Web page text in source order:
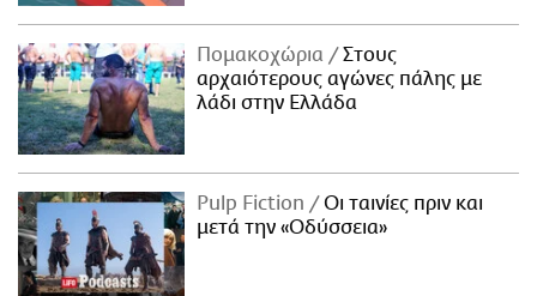
Πομακοχώρια
Στους
αρχαιότερους αγώνες πάλης με
λάδι στην Ελλάδα
Pulp Fiction
Οι ταινίες πριν και
μετά την «Οδύσσεια»